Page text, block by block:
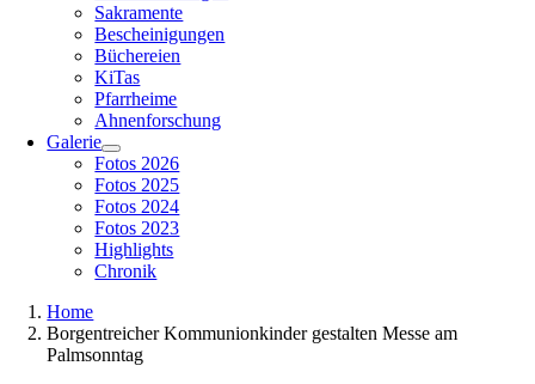
Sakramente
Bescheinigungen
Büchereien
KiTas
Pfarrheime
Ahnenforschung
Galerie
Fotos 2026
Fotos 2025
Fotos 2024
Fotos 2023
Highlights
Chronik
Home
Borgentreicher Kommunionkinder gestalten Messe am
Palmsonntag